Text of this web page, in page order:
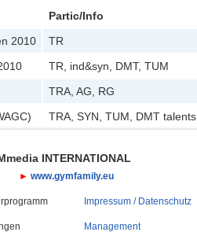
Partic/Info
2010
TR
TR, ind&syn, DMT, TUM
TRA, AG, RG
TRA, SYN, TUM, DMT talents
INTERNATIONAL
► www.gymfamily.eu
Impressum / Datenschutz
Management